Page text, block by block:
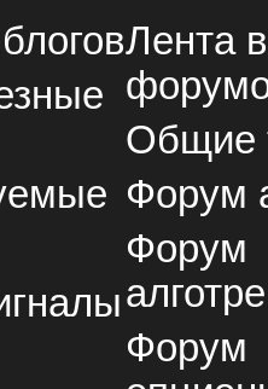
Лента
Общие
Форум
Форум
Форум